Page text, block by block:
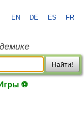
EN DE ES FR
Найти!
Игры ⚽